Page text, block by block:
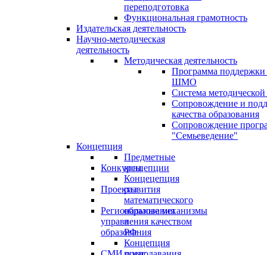
переподготовка
Функциональная грамотность
Издательская деятельность
Научно-методическая
деятельность
Методическая деятельность
Программа
ШМО
Система
Сопровождение и
качества образования
Сопровождение
"Семьеведение"
Концепция
Предметные
концепции
Концецепция
развития
математического
образования
в
РФ
Концепция
Конкурсы
Проекты
Региональные механизмы
управления качеством
образования